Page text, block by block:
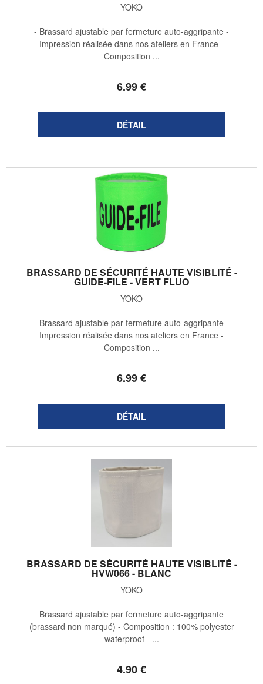
YOKO
6.99€
- Brassard ajustable par fermeture auto-aggripante -
Impression réalisée dans nos ateliers en France -
Composition ...
BRASSARD DE SÉCURITÉ HAUTE VISIBLITÉ -
GUIDE-FILE - VERT FLUO
YOKO
6.99€
- Brassard ajustable par fermeture auto-aggripante -
Impression réalisée dans nos ateliers en France -
Composition ...
BRASSARD DE SÉCURITÉ HAUTE VISIBLITÉ -
HVW066 - BLANC
YOKO
4.90€
Brassard ajustable par fermeture auto-aggripante
(brassard non marqué) - Composition : 100% polyester
waterproof - ...